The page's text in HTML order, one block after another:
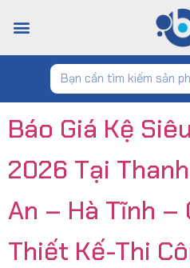
Báo Giá Kệ
2026 Tại
An – Hà Tĩnh –
Thiết Kế-Thi